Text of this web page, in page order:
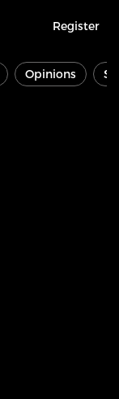
Register
Opinions